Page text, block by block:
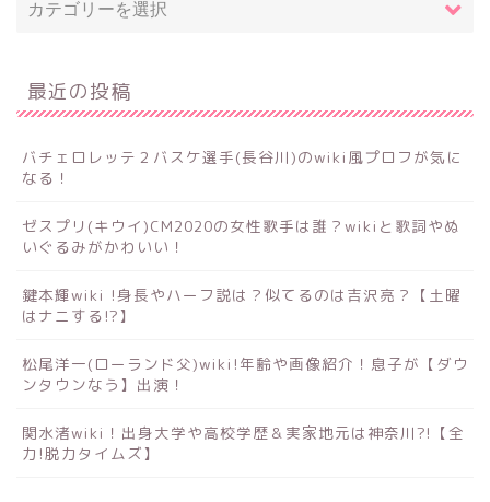
最近の投稿
バチェロレッテ２バスケ選手(長谷川)のwiki風プロフが気に
なる！
ゼスプリ(キウイ)CM2020の女性歌手は誰？wikiと歌詞やぬ
いぐるみがかわいい！
鍵本輝wiki !身長やハーフ説は？似てるのは吉沢亮？【土曜
はナニする!?】
松尾洋一(ローランド父)wiki!年齢や画像紹介！息子が【ダウ
ンタウンなう】出演！
関水渚wiki！出身大学や高校学歴＆実家地元は神奈川?!【全
力!脱力タイムズ】